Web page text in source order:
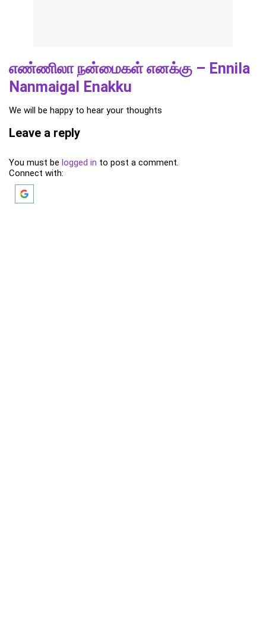
எண்ணிலா நன்மைகள் எனக்கு – Ennila
Nanmaigal Enakku
We will be happy to hear your thoughts
Leave a reply
You must be logged in to post a comment.
Connect with: